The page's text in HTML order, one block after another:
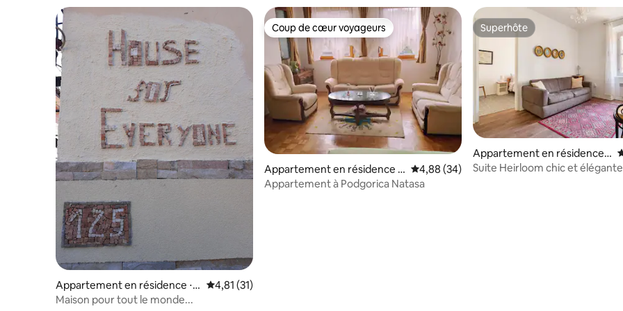
Appartement en résidence ⋅ B
urtaiši
Évaluation moyenne sur la base de 31 commentaires : 4,81 sur 5
4,81 (31)
Maison pour tout le monde...
Coup de cœur voyageurs
Coup de cœur voyageurs
Appartement en résidence ⋅
Podgorica
Évaluation moyenne sur la base de 34
4,88 (34)
Appartement à Podgorica Natasa
Superhôte
Superhôte
Appartement en résidence ⋅
Kotor
Suite Heirloom chic et